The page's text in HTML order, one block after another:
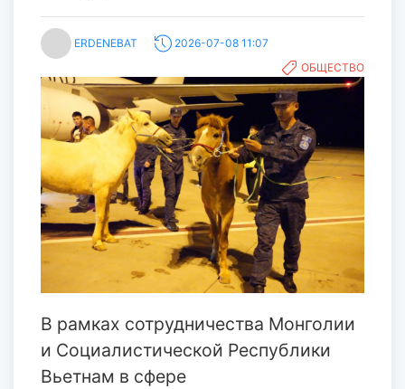
ERDENEBAT
2026-07-08 11:07
ОБЩЕСТВО
В рамках сотрудничества Монголии
и Социалистической Республики
Вьетнам в сфере